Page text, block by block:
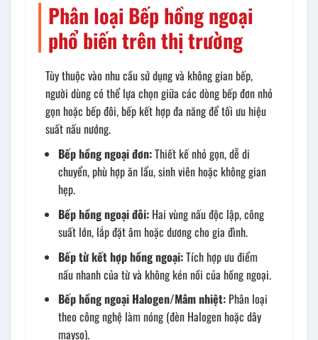
Phân loại Bếp hồng ngoại
phổ biến trên thị trường
Tùy thuộc vào nhu cầu sử dụng và không gian bếp,
người dùng có thể lựa chọn giữa các dòng bếp đơn nhỏ
gọn hoặc bếp đôi, bếp kết hợp đa năng để tối ưu hiệu
suất nấu nướng.
Bếp hồng ngoại đơn:Thiết kế nhỏ gọn, dễ di
chuyển, phù hợp ăn lẩu, sinh viên hoặc không gian
hẹp.
Bếp hồng ngoại đôi: Hai vùng nấu độc lập, công
suất lớn, lắp đặt âm hoặc dương cho gia đình.
Bếp từ kết hợp hồng ngoại:Tích hợp ưu điểm
nấu nhanh của từ và không kén nồi của hồng ngoại.
Bếp hồng ngoại Halogen/Mâm nhiệt: Phân loại
theo công nghệ làm nóng (đèn Halogen hoặc dây
mayso).